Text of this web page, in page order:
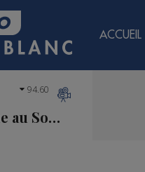
ACCUEIL
La Musique au Sommet
94.60